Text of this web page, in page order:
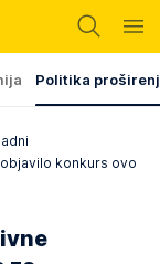
Politika
konkurs ovo